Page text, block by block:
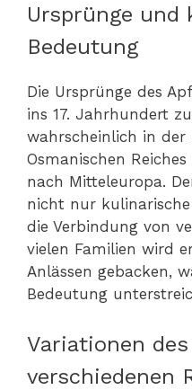
Ursprünge und
Bedeutung
Die Ursprünge des
ins 17. Jahrhundert
wahrscheinlich in der
Osmanischen
nach Mitteleuropa.
nicht nur
die Verbindung von
vielen Familien wird
Anlässen gebacken,
Bedeutung
Variationen
verschiedenen